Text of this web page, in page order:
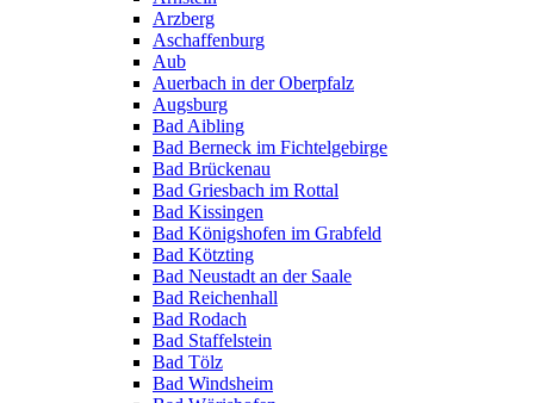
Arzberg
Aschaffenburg
Aub
Auerbach in der Oberpfalz
Augsburg
Bad Aibling
Bad Berneck im Fichtelgebirge
Bad Brückenau
Bad Griesbach im Rottal
Bad Kissingen
Bad Königshofen im Grabfeld
Bad Kötzting
Bad Neustadt an der Saale
Bad Reichenhall
Bad Rodach
Bad Staffelstein
Bad Tölz
Bad Windsheim